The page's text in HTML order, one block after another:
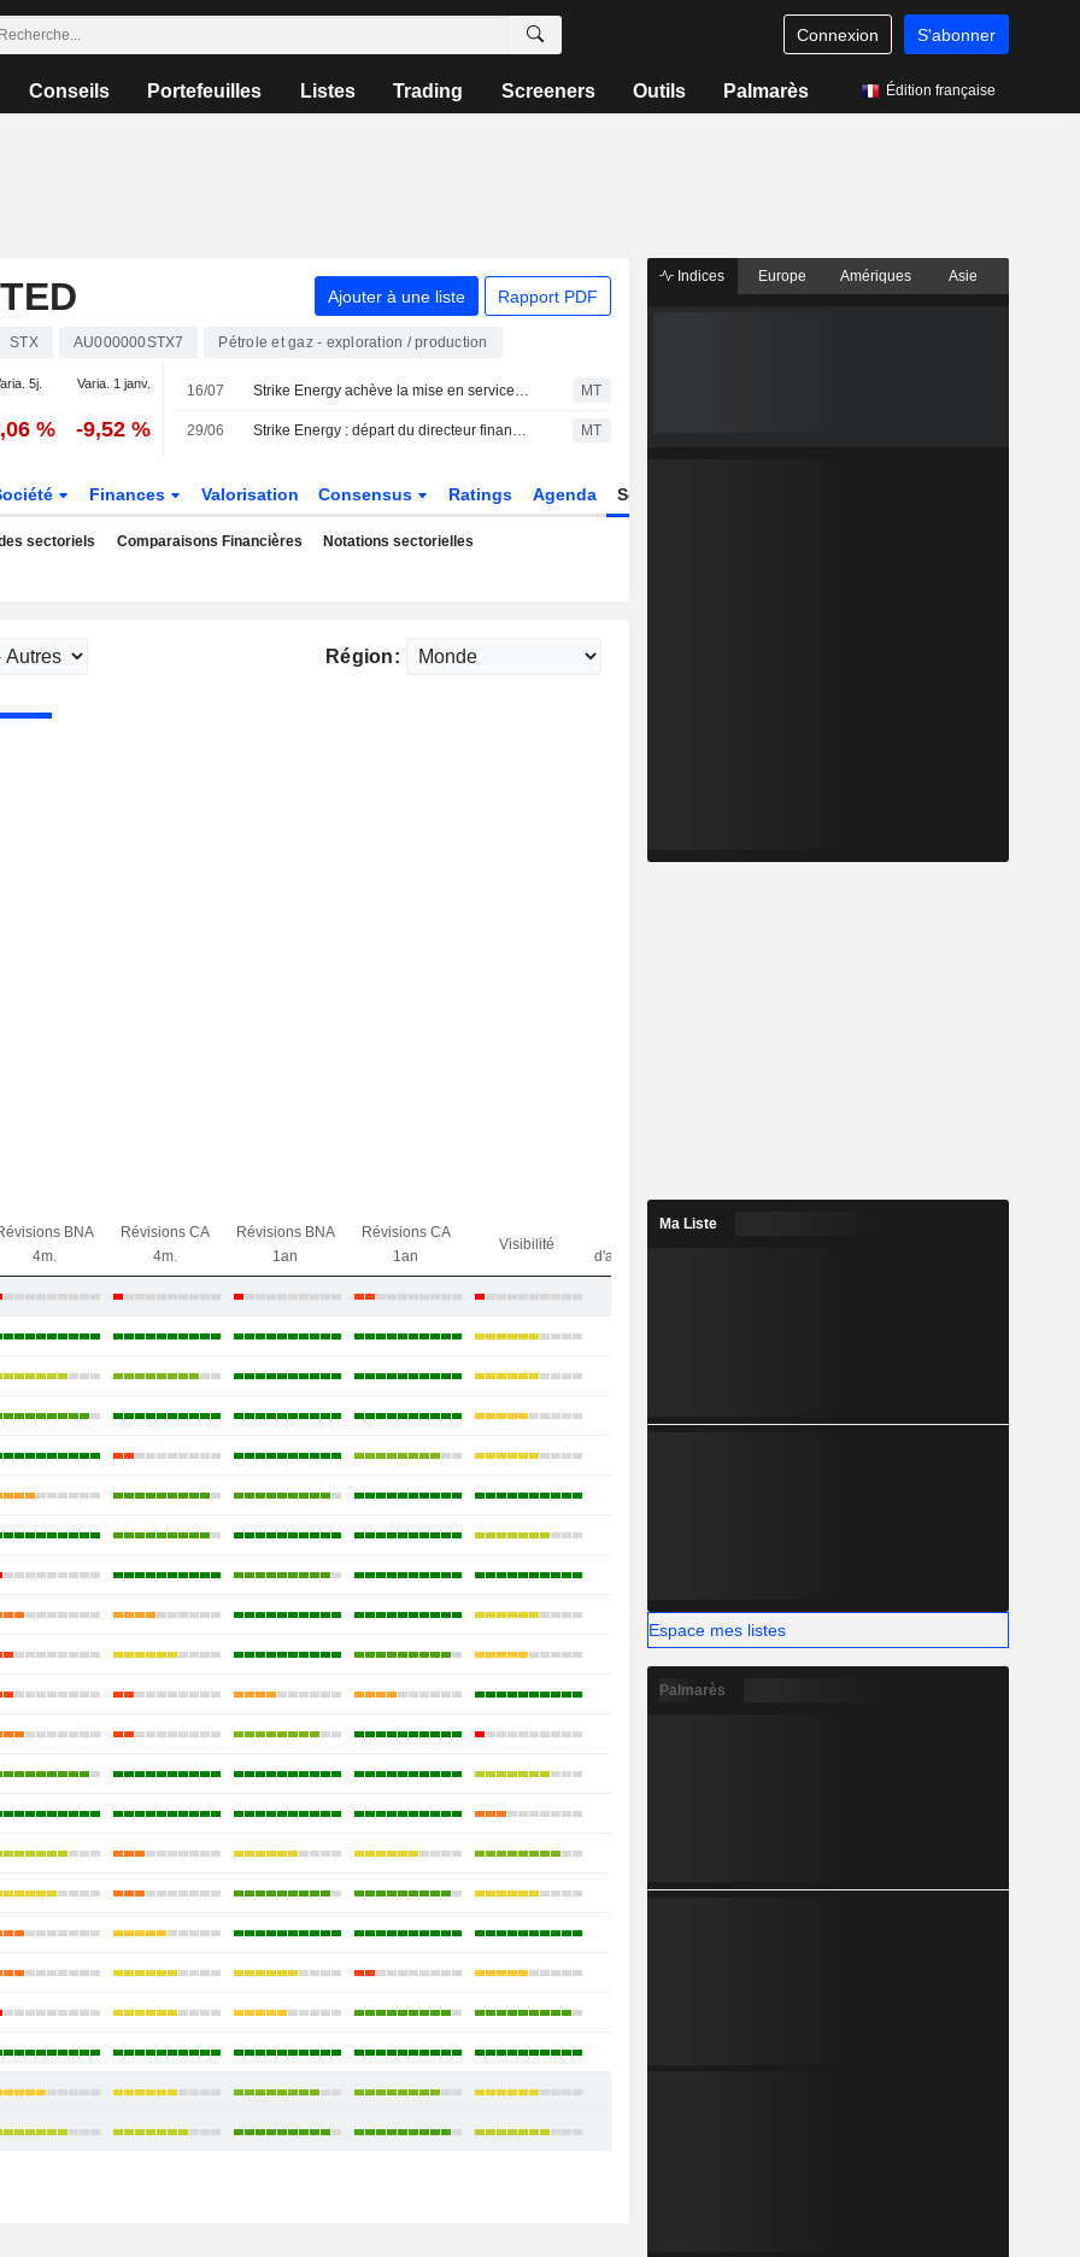
Connexion S'abonner
Conseils Portefeuilles Listes Trading Screeners Outils Palmarès Édition française
Ajouter à une liste Rapport PDF
STX AU000000STX7 Pétrole et gaz - exploration / production
5j. Varia. 1 janv.
% -9,52 %
16/07 Strike Energy achève la mise en service des installations gazières en amont de sa centrale en Australie-Occidentale ; l'action grimpe de 5 % MT
29/06 Strike Energy : départ du directeur financier et fin de la mise en service des 20 unités de production du projet South Erregulla MT
Finances Valorisation Consensus Ratings Agenda Secteur
sectoriels Comparaisons Financières Notations sectorielles
Région:
BNA
4m.
Révisions CA
4m.
Révisions BNA
1an
Révisions CA
1an
Visibilité
d'analystes
Indices Europe Amériques Asie
Ma Liste
Espace mes listes
Palmarès